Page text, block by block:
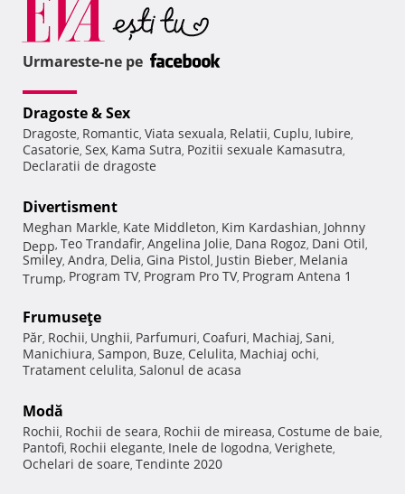
Urmareste-ne pe
Dragoste & Sex
Dragoste, Romantic, Viata sexuala, Relatii, Cuplu, Iubire,
Casatorie, Sex, Kama Sutra, Pozitii sexuale Kamasutra,
Declaratii de dragoste
Divertisment
Meghan Markle, Kate Middleton, Kim Kardashian, Johnny
Depp, Teo Trandafir, Angelina Jolie, Dana Rogoz, Dani Otil,
Smiley, Andra, Delia, Gina Pistol, Justin Bieber, Melania
Trump, Program TV, Program Pro TV, Program Antena 1
Frumuseţe
Păr, Rochii, Unghii, Parfumuri, Coafuri, Machiaj, Sani,
Manichiura, Sampon, Buze, Celulita, Machiaj ochi,
Tratament celulita, Salonul de acasa
Modă
Rochii, Rochii de seara, Rochii de mireasa, Costume de baie,
Pantofi, Rochii elegante, Inele de logodna, Verighete,
Ochelari de soare, Tendinte 2020